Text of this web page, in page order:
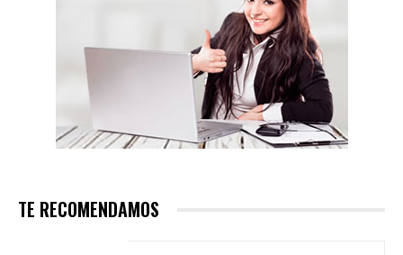
TE RECOMENDAMOS